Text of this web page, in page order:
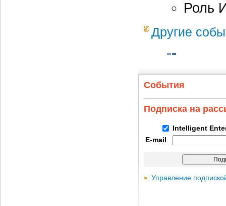
Роль
Другие
События
Подписка на
Intelligent
E-mail
Управление